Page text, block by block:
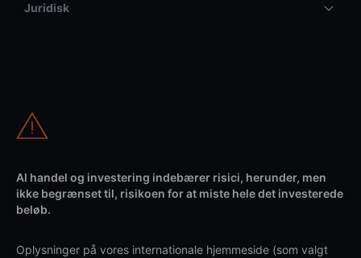
Juridisk
Al handel og investering indebærer risici, herunder, men
ikke begrænset til, risikoen for at miste hele det investerede
beløb.
Oplysninger på vores internationale hjemmeside (som valgt